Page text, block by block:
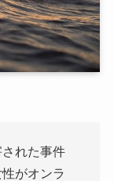
れた事件
がオンラ